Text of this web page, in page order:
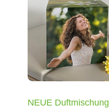
NEUE Duftmischung